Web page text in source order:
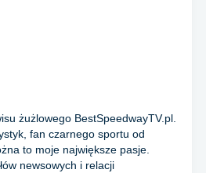
żużlowego BestSpeedwayTV.pl.
fan czarnego sportu od
to moje największe pasje.
newsowych i relacji